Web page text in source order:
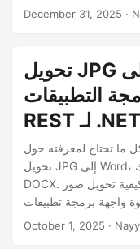
Microsoft Word.
December 31, 2025
تحويل JPG إلى Word بسهولة
التطبيقات
REST لـ .NET
ما تحتاج لمعرفته حول
تحويل JPG إلى Word، بما في ذلك JPG إلى DOC و JPG إلى
DOCX. ستتعلم كيفية تحويل صور JPG إلى مستندات Word بسهولة
October 1, 2025